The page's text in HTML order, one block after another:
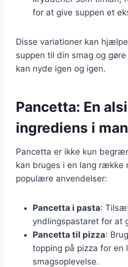
for at give suppen et
Disse variationer kan
suppen til din smag og
kan nyde igen og igen.
Pancetta: En
ingrediens i
Pancetta er ikke kun
kan bruges i en lang række
populære anvendelser:
Pancetta i pasta:
yndlingspastaret for at
Pancetta til pizza:
topping på pizza for
smagsoplevelse.